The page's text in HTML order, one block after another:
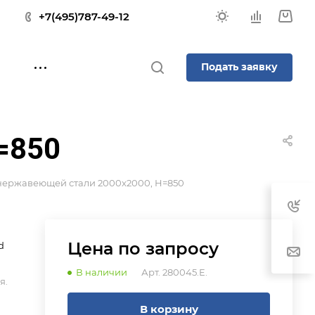
+7(495)787-49-12
Подать заявку
стали 2000x2000, H=850
Цена по запросу
В наличии Арт. 280045.E.
В корзину